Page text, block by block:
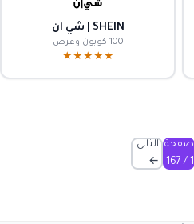
SHEIN | شي ان
100 كوبون وعرض
★★★★★
صفحة
1 / 167
التالي
←